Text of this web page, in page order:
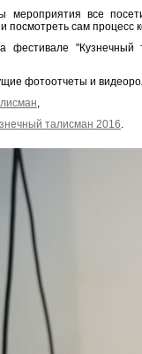
мероприятия все
посмотреть сам процесс
фестивале
фотоотчеты и
,
талисман 2016.